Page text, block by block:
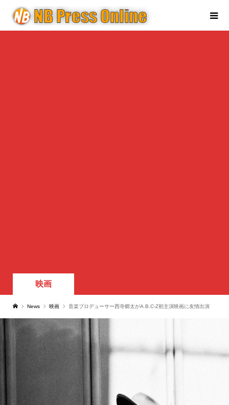
映画
News 映画 音楽プロデューサー西寺郷太がA.B.C-Z初主演映画に友情出演